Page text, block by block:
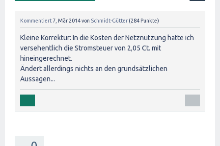
Kommentiert7, Mär 2014von Schmidt-Gütter (284 Punkte)
Kleine Korrektur: In die Kosten der Netznutzung hatte ich
versehentlich die Stromsteuer von 2,05 Ct. mit
hineingerechnet.
Ändert allerdings nichts an den grundsätzlichen
Aussagen...